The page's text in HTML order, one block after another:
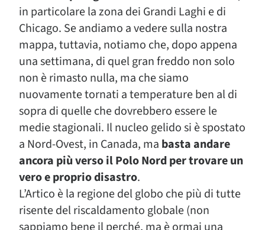
in particolare la zona dei Grandi Laghi e di
Chicago. Se andiamo a vedere sulla nostra
mappa, tuttavia, notiamo che, dopo appena
una settimana, di quel gran freddo non solo
non è rimasto nulla, ma che siamo
nuovamente tornati a temperature ben al di
sopra di quelle che dovrebbero essere le
medie stagionali. Il nucleo gelido si è spostato
a Nord-Ovest, in Canada, ma basta andare
ancora più verso il Polo Nord per trovare un
vero e proprio disastro.
L’Artico è la regione del globo che più di tutte
risente del riscaldamento globale (non